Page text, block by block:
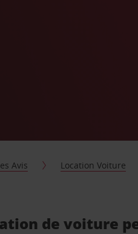
Avis Location Voiture
de voiture